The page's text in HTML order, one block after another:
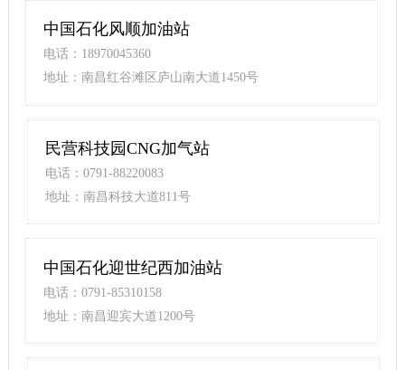
中国石化风顺加油站
电话：18970045360
地址：南昌红谷滩区庐山南大道1450号
民营科技园CNG加气站
电话：0791-88220083
地址：南昌科技大道811号
中国石化迎世纪西加油站
电话：0791-85310158
地址：南昌迎宾大道1200号